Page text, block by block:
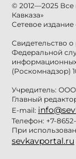
© 2012—2025
Кавказа»
Сетевое издание
Свидетельство
Федеральной
(Роскомнадзор)
Учредитель: ООО
Главный
E-mail:
Телефон: +7-
При
sevkavportal.ru